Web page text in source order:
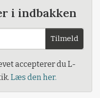
i indbakken
Tilmeld
accepterer du L-
Læs den her.